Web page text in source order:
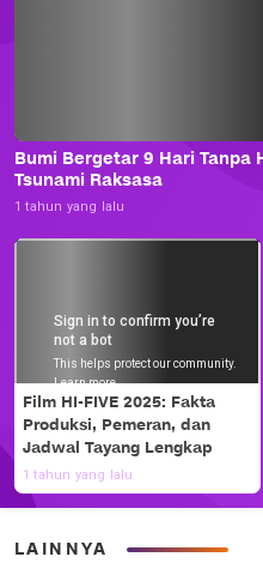
Bumi Bergetar 9 Hari Tanpa
Tsunami Raksasa
1 tahun yang lalu
Film HI-FIVE 2025: Fakta
Produksi, Pemeran, dan
Jadwal Tayang Lengkap
1 tahun yang lalu
LAINNYA